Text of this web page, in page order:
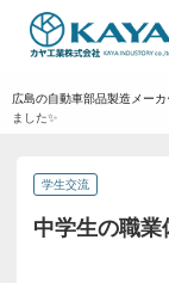
広島の自動車部品製造メー
ました✨
学生交流
中学生の職業